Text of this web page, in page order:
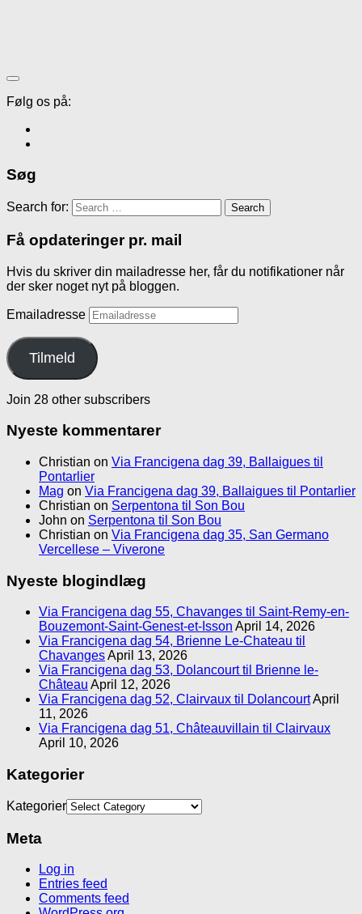
Følg os på:
Søg
Search for:
Få opdateringer pr. mail
Hvis du skriver din mailadresse her, får du notifikationer når
der sker noget nyt på bloggen.
Emailadresse
Tilmeld
Join 28 other subscribers
Nyeste kommentarer
Christian on Via Francigena dag 39, Ballaigues til
Pontarlier
Mag on Via Francigena dag 39, Ballaigues til Pontarlier
Christian on Serpentona til Son Bou
John on Serpentona til Son Bou
Christian on Via Francigena dag 35, San Germano
Vercellese – Viverone
Nyeste blogindlæg
Via Francigena dag 55, Chavanges til Saint-Remy-en-
Bouzemont-Saint-Genest-et-Isson April 14, 2026
Via Francigena dag 54, Brienne Le-Chateau til
ChavangesApril 13, 2026
Via Francigena dag 53, Dolancourt til Brienne le-
Château April 12, 2026
Via Francigena dag 52, Clairvaux til DolancourtApril
11, 2026
Via Francigena dag 51, Châteauvillain til Clairvaux
April 10, 2026
Kategorier
Kategorier
Meta
Log in
Entries feed
Comments feed